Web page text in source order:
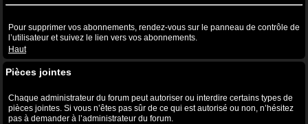
Pour supprimer vos abonnements, rendez-vous sur le panneau de contrôle de
l’utilisateur et suivez le lien vers vos abonnements.
Haut
Pièces jointes
Chaque administrateur du forum peut autoriser ou interdire certains types de
pièces jointes. Si vous n’êtes pas sûr de ce qui est autorisé ou non, n’hésitez
pas à demander à l’administrateur du forum.